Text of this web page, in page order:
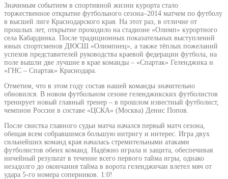
Значимым событием в спортивной жизни курорта стало
торжественное открытие футбольного сезона–2014 матчем по футболу
в высшей лиге Краснодарского края. На этот раз, в отличие от
прошлых лет, открытие проходило на стадионе «Олимп» курортного
села Кабардинка. После традиционных показательных выступлений
юных спортсменов ДЮСШ «Олимпиец», а также тёплых пожеланий
успехов представителей руководства краевой федерации футбола, на
поле вышли две лучшие в крае команды – «Спартак» Геленджика и
«ГНС – Спартак» Краснодара.
Отметим, что в этом году состав нашей команды значительно
обновился. В новом футбольном сезоне геленджикских футболистов
тренирует новый главный тренер – в прошлом известный футболист,
чемпион России в составе «ЦСКА» (Москва) Денис Попов.
После свистка главного судьи матча начался первый матч сезона,
обещая всем собравшимся большую интригу и интерес. Игра двух
сильнейших команд края началась стремительными атаками
футболистов обеих команд. Надёжно играла и защита, обеспечивая
ничейный результат в течение всего первого тайма игры, однако
незадолго до окончания тайма в ворота геленджичан влетел мяч от
удара 5-го номера соперников. 1:0!